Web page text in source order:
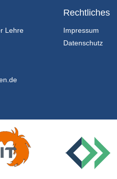
Lehre
Rechtliches
Impressum
Datenschutz